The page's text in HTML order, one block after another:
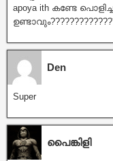
apoya ith കണ്ടേ
Den
Super
പൈങ്കിളി